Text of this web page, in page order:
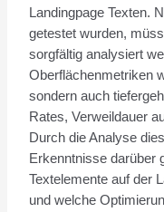
Landingpage Texten.
getestet wurden,
sorgfältig analysiert
Oberflächenmetriken
sondern auch
Rates, Verweildauer
Durch die Analyse
Erkenntnisse darüber
Textelemente auf der
und welche